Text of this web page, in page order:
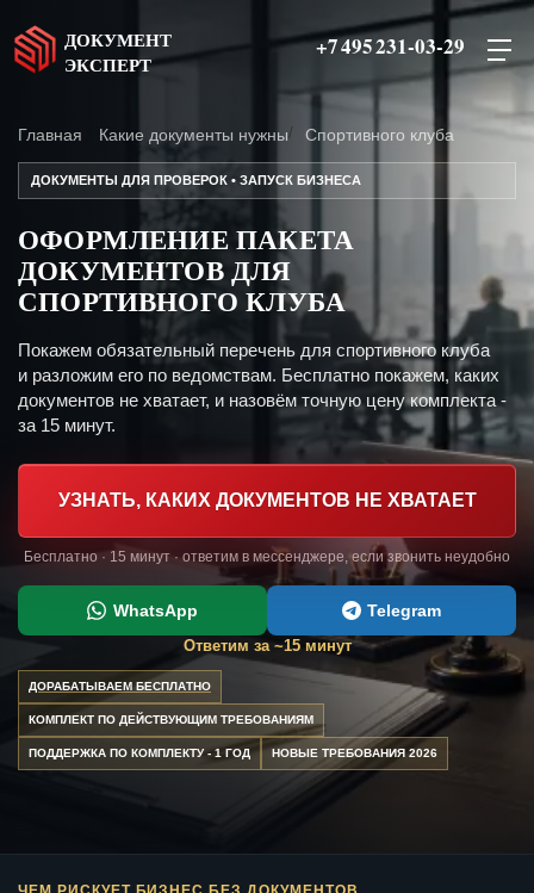
ДОКУМЕНТ
ЭКСПЕРТ
+7 495 231-03-29
Главная Какие документы нужны Спортивного клуба
ДОКУМЕНТЫ ДЛЯ ПРОВЕРОК • ЗАПУСК БИЗНЕСА
ОФОРМЛЕНИЕ ПАКЕТА
ДОКУМЕНТОВ ДЛЯ
СПОРТИВНОГО КЛУБА
Покажем обязательный перечень для спортивного клуба
и разложим его по ведомствам. Бесплатно покажем, каких
документов не хватает, и назовём точную цену комплекта -
за 15 минут.
УЗНАТЬ, КАКИХ ДОКУМЕНТОВ НЕ ХВАТАЕТ
Бесплатно · 15 минут · ответим в мессенджере, если звонить неудобно
WhatsApp Telegram
Ответим за ~15 минут
ДОРАБАТЫВАЕМ БЕСПЛАТНО
КОМПЛЕКТ ПО ДЕЙСТВУЮЩИМ ТРЕБОВАНИЯМ
ПОДДЕРЖКА ПО КОМПЛЕКТУ - 1 ГОД НОВЫЕ ТРЕБОВАНИЯ 2026